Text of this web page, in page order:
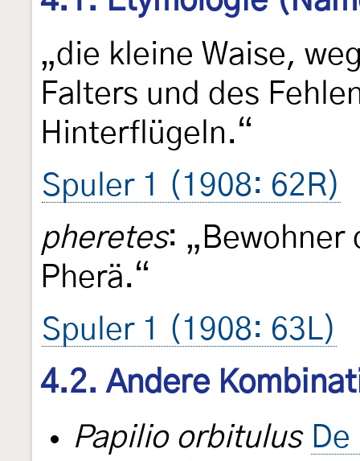
„die kleine Waise,
Falters und des
Hinterflügeln.“
Spuler 1 (1908: 62R)
pheretes: „Bewohner
Pherä.“
Spuler 1 (1908: 63L)
4.2. Andere
Papilio orbitulus